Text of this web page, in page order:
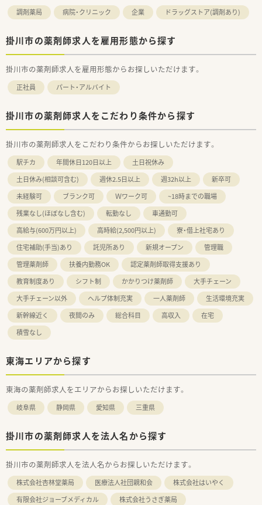
調剤薬局 病院・クリニック 企業 ドラッグストア(調剤あり)
掛川市の薬剤師求人を雇用形態から探す
掛川市の薬剤師求人を雇用形態からお探しいただけます。
正社員 パート・アルバイト
掛川市の薬剤師求人をこだわり条件から探す
掛川市の薬剤師求人をこだわり条件からお探しいただけます。
駅チカ 年間休日120日以上
土日祝休み
土日休み(相談可含む)
週休2.5日以上 週32h以上
新卒可
未経験可
ブランク可 Ｗワーク可
~18時までの職場
残業なし(ほぼなし含む)
転勤なし
車通勤可
高給与(600万円以上)
高時給(2,500円以上)
寮・借上社宅あり
住宅補助(手当)あり
託児所あり 新規オープン
管理職
管理薬剤師
扶養内勤務OK
認定薬剤師取得支援あり
教育制度あり
シフト制 かかりつけ薬剤師
大手チェーン
大手チェーン以外
ヘルプ体制充実 一人薬剤師
生活環境充実
新幹線近く
夜間のみ 総合科目 高収入
在宅
積雪なし
東海エリアから探す
東海の薬剤師求人をエリアからお探しいただけます。
岐阜県 静岡県 愛知県 三重県
掛川市の薬剤師求人を法人名から探す
掛川市の薬剤師求人を法人名からお探しいただけます。
株式会社杏林堂薬局 医療法人社団親和会
株式会社はいやく
有限会社ジョーブメディカル
株式会社うさぎ薬局